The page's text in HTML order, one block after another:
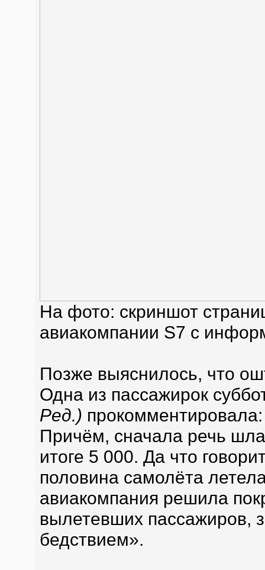
На фото: скриншот
авиакомпании S7 с
Позже выяснилось, что
Одна из пассажирок
Ред.)
Причём, сначала речь
итоге 5 000. Да что
половина самолёта
авиакомпания решила
вылетевших пассажиров,
бедствием».